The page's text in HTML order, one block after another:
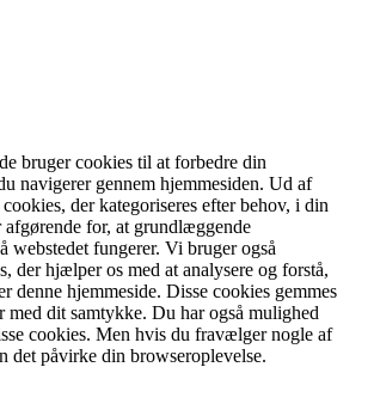
bruger cookies til at forbedre din
navigerer gennem hjemmesiden. Ud af
cookies, der kategoriseres efter behov, i din
afgørende for, at grundlæggende
webstedet fungerer. Vi bruger også
der hjælper os med at analysere og forstå,
denne hjemmeside. Disse cookies gemmes
med dit samtykke. Du har også mulighed
cookies. Men hvis du fravælger nogle af
det påvirke din browseroplevelse.